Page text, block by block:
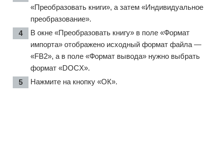
«Преобразовать книги», а затем «Индивидуальное
преобразование».
В окне «Преобразовать книгу» в поле «Формат
импорта» отображено исходный формат файла —
«FB2», а в поле «Формат вывода» нужно выбрать
формат «DOCX».
Нажмите на кнопку «ОК».